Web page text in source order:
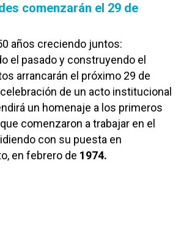
comenzarán el 29 de
años creciendo juntos:
el pasado y construyendo el
arrancarán el próximo 29 de
de un acto institucional
un homenaje a los primeros
comenzaron a trabajar en el
con su puesta en
en febrero de 1974.